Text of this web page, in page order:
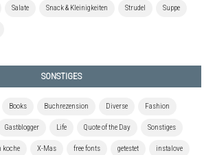
Salate Snack & Kleinigkeiten Strudel Suppe
SONSTIGES
Books Buchrezension Diverse Fashion
Gastblogger Life Quote of the Day Sonstiges
koche X-Mas free fonts getestet instalove